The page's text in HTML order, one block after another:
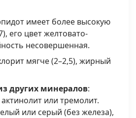
имеет более высокую
его цвет желтовато-
несовершенная.
мягче (2–2,5), жирный
других минералов:
или тремолит.
или серый (без железа),